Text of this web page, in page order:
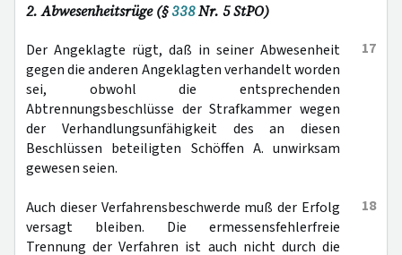
2. Abwesenheitsrüge (§338Nr. 5 StPO)
17
Der Angeklagte rügt, daß in seiner Abwesenheit
gegen die anderen Angeklagten verhandelt worden
sei, obwohl die entsprechenden
Abtrennungsbeschlüsse der Strafkammer wegen
der Verhandlungsunfähigkeit des an diesen
Beschlüssen beteiligten Schöffen A. unwirksam
gewesen seien.
18
Auch dieser Verfahrensbeschwerde muß der Erfolg
versagt bleiben. Die ermessensfehlerfreie
Trennung der Verfahren ist auch nicht durch die